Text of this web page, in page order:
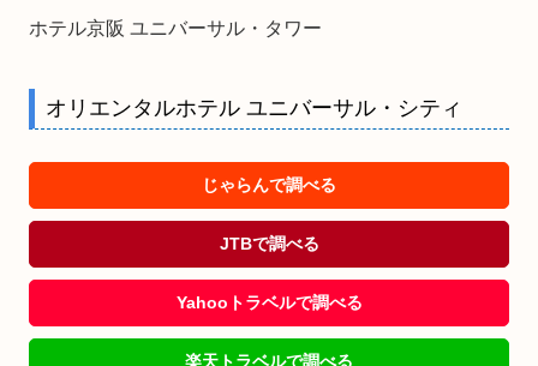
ホテル京阪 ユニバーサル・タワー
オリエンタルホテル ユニバーサル・シティ
じゃらんで調べる
JTBで調べる
Yahooトラベルで調べる
楽天トラベルで調べる